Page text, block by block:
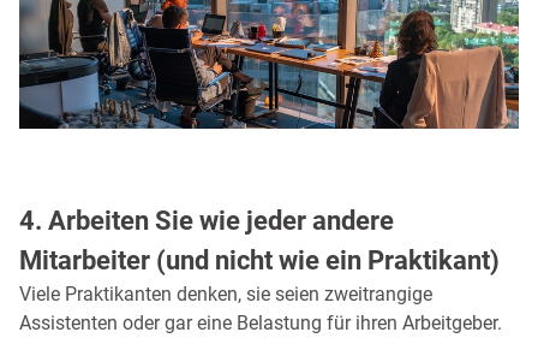
4. Arbeiten Sie wie jeder andere
Mitarbeiter (und nicht wie ein Praktikant)
Viele Praktikanten denken, sie seien zweitrangige
Assistenten oder gar eine Belastung für ihren Arbeitgeber.